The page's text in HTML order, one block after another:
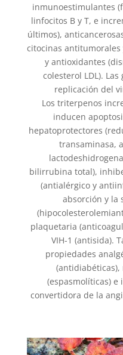
inmunoestimulantes
linfocitos B y T, e
últimos),
citocinas
y antioxidantes
colesterol LDL).
replicación del
Los triterpenos
inducen
hepatoprotectores
transaminasa,
bilirrubina total),
(antialérgico y
absorción y la
plaquetaria
VIH-1 (antisida).
propiedades
(espasmolíticas)
convertidora de la